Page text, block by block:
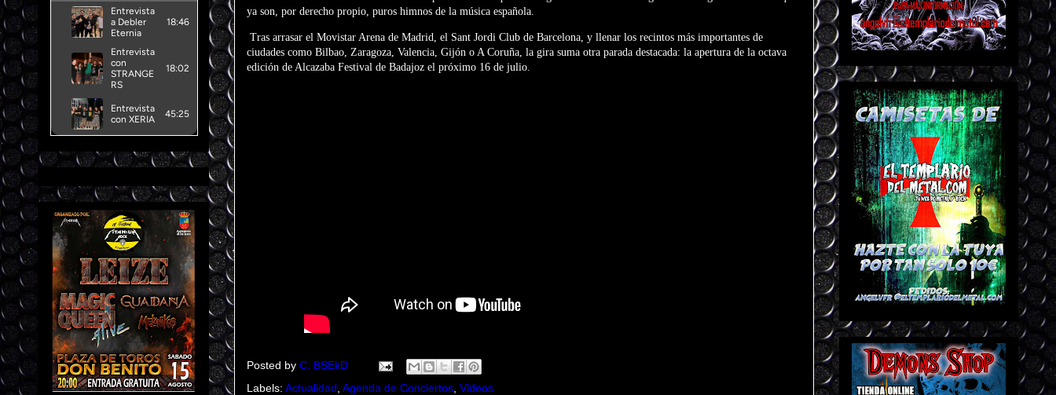
ya son, por derecho propio, puros himnos de la música española.
Tras arrasar el Movistar Arena de Madrid, el Sant Jordi Club de Barcelona, y llenar los recintos más importantes de
ciudades como Bilbao, Zaragoza, Valencia, Gijón o A Coruña, la gira suma otra parada destacada: la apertura de la octava
edición de Alcazaba Festival de Badajoz el próximo 16 de julio.
Posted by C. BSEkD
Labels: Actualidad Agenda de Conciertos Videos